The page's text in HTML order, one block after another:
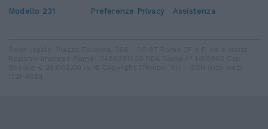
Modello 231
Preferenze Privacy Assistenza